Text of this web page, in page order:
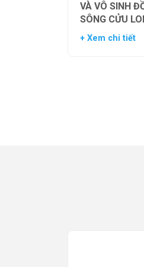
VÀ VÔ SINH
SÔNG CỬU
NHẤT
+ Xem chi tiết